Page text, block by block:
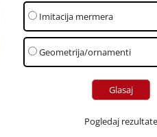
Imitacija mermera
Geometrija/ornamenti
Pogledaj rezultate